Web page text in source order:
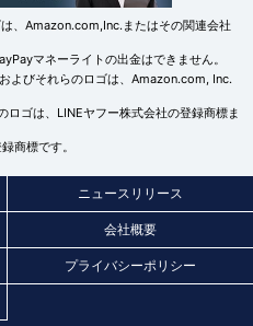
、Amazon.com,Inc.またはその関連会社
マネーライトの出金はできません。
よびそれらのロゴは、Amazon.com, Inc.
ゴは、LINEヤフー株式会社の登録商標ま
商標です。
ニュースリリース
会社概要
プライバシーポリシー